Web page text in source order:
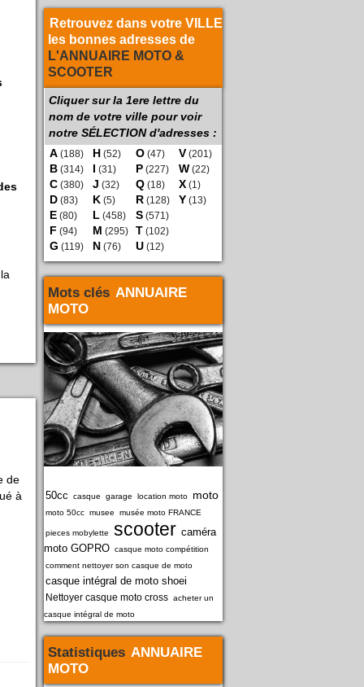
Retrouvez dans votre VILLE
les bonnes adresses de
L'ANNUAIRE MOTO &
SCOOTER
Cliquer sur la 1ere lettre du
nom de votre ville pour voir
notre SÉLECTION d'adresses :
A (188)
B (314)
C (380)
D (83)
E (80)
F (94)
G (119)
H (52)
I (31)
J (32)
K (5)
L (458)
M (295)
N (76)
O (47)
P (227)
Q (18)
R (128)
S (571)
T (102)
U (12)
V (201)
W (22)
X (1)
Y (13)
Mots clés ANNUAIRE
MOTO
50cc casque garage location moto moto
moto 50cc musee musée moto FRANCE
pieces mobylette scooter caméra
moto GOPRO casque moto compétition
comment nettoyer son casque de moto
casque intégral de moto shoei
Nettoyer casque moto cross acheter un
casque intégral de moto
Statistiques ANNUAIRE
MOTO
, la
de
à